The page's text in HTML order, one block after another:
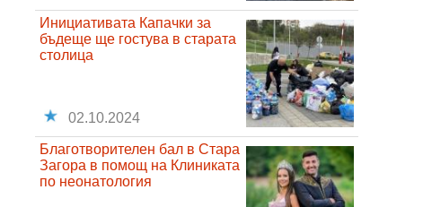
Инициативата Капачки за
бъдеще ще гостува в старата
столица
02.10.2024
Благотворителен бал в Стара
Загора в помощ на Клиниката
по неонатология